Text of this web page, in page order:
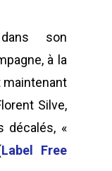
son
à la
maintenant
Silve,
décalés, «
Label Free
LOOK AT THIS!
is an optional,
off